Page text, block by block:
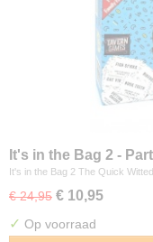
It's in the Bag 2 -
It's in the Bag 2 The Quick
€ 24,95 € 10,95
✓ Op voorraad